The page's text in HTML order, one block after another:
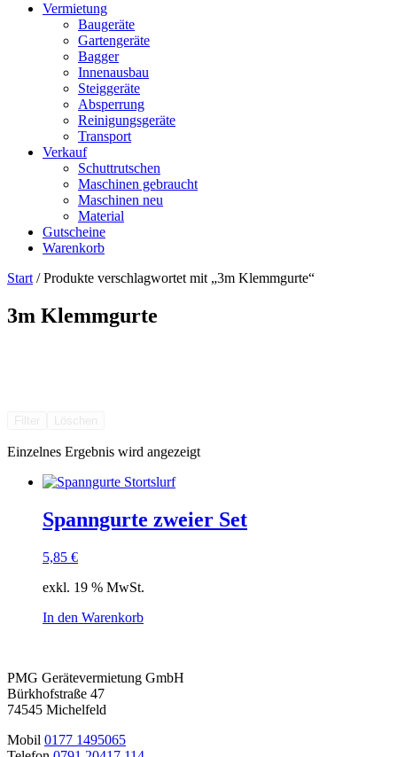
Vermietung
Baugeräte
Gartengeräte
Bagger
Innenausbau
Steiggeräte
Absperrung
Reinigungsgeräte
Transport
Verkauf
Schuttrutschen
Maschinen gebraucht
Maschinen neu
Material
Gutscheine
Warenkorb
Start / Produkte verschlagwortet mit „3m Klemmgurte“
3m Klemmgurte
Einzelnes Ergebnis wird angezeigt
Spanngurte zweier Set
5,85 €
exkl. 19 % MwSt.
In den Warenkorb
PMG Gerätevermietung GmbH
Bürkhofstraße 47
74545 Michelfeld
Mobil 0177 1495065